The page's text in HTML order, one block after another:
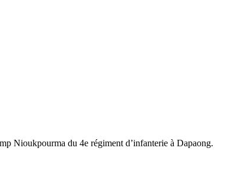
Nioukpourma du 4e régiment d’infanterie à Dapaong.